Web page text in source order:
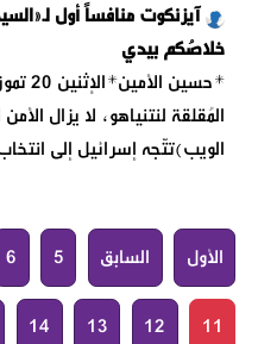
آيزنكوت منافساً أول
خلاصُكم بيدي
المُقلقة لنتنياهو، لا يزال
الويب)تتّجه إسرائيل إلى
الأول السابق 5
6
11
12
13
14